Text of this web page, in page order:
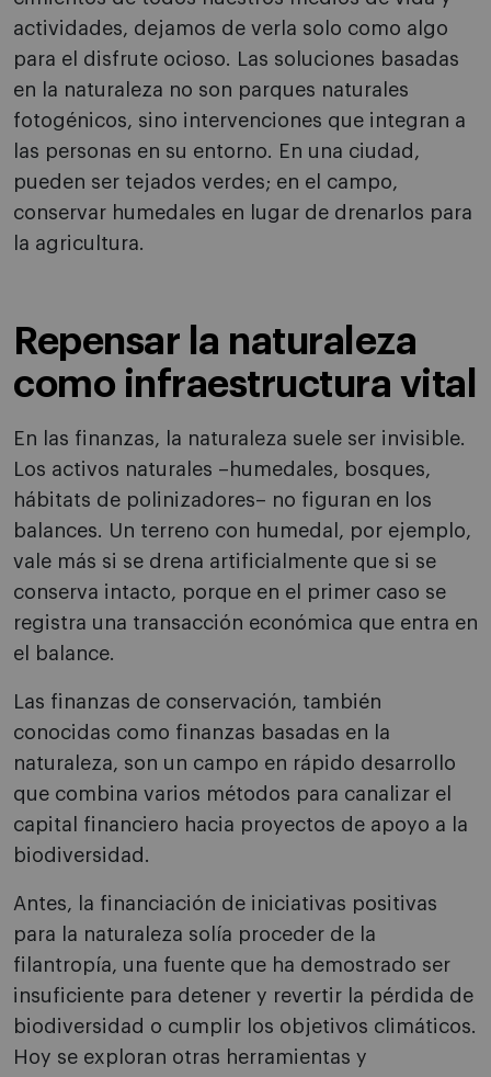
actividades, dejamos de verla solo como algo
para el disfrute ocioso. Las soluciones basadas
en la naturaleza no son parques naturales
fotogénicos, sino intervenciones que integran a
las personas en su entorno. En una ciudad,
pueden ser tejados verdes; en el campo,
conservar humedales en lugar de drenarlos para
la agricultura.
Repensar la naturaleza
como infraestructura vital
En las finanzas, la naturaleza suele ser invisible.
Los activos naturales –humedales, bosques,
hábitats de polinizadores– no figuran en los
balances. Un terreno con humedal, por ejemplo,
vale más si se drena artificialmente que si se
conserva intacto, porque en el primer caso se
registra una transacción económica que entra en
el balance.
Las finanzas de conservación, también
conocidas como finanzas basadas en la
naturaleza, son un campo en rápido desarrollo
que combina varios métodos para canalizar el
capital financiero hacia proyectos de apoyo a la
biodiversidad.
Antes, la financiación de iniciativas positivas
para la naturaleza solía proceder de la
filantropía, una fuente que ha demostrado ser
insuficiente para detener y revertir la pérdida de
biodiversidad o cumplir los objetivos climáticos.
Hoy se exploran otras herramientas y